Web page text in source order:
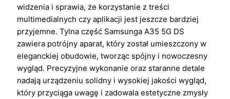
widzenia i sprawia, że korzystanie z treści
multimedialnych czy aplikacji jest jeszcze bardziej
przyjemne. Tylna część Samsunga A35 5G DS
zawiera potrójny aparat, który został umieszczony w
eleganckiej obudowie, tworząc spójny i nowoczesny
wygląd. Precyzyjne wykonanie oraz staranne detale
nadają urządzeniu solidny i wysokiej jakości wygląd,
który przyciąga uwagę i zadowala estetyczne zmysły